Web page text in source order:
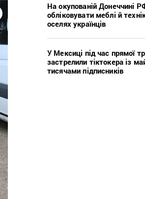
На окупованій Донеччині
обліковувати меблі й
оселях українців
У Мексиці під час прямої
застрелили тіктокера із
тисячами підписників